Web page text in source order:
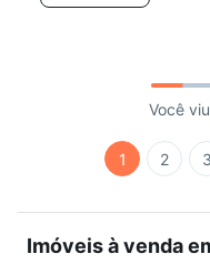
Você
1 2 3
Imóveis à venda